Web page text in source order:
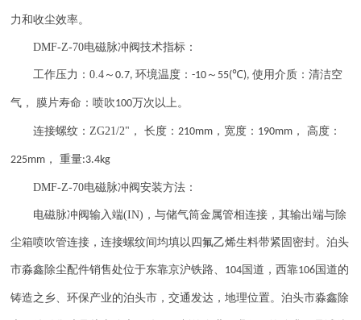
力和收尘效率。
DMF-Z-70电磁脉冲阀技术指标：
工作压力：0.4 ～0.7,环境温度：-10 ～ 55(℃),使用介质：清洁空
气， 膜片寿命：喷吹100万次以上。
连接螺纹：ZG21/2" ， 长度：210mm ，宽度： 190mm ， 高度：
225mm ， 重量:3.4kg
DMF-Z-70电磁脉冲阀安装方法：
电磁脉冲阀输入端(IN) ，与储气筒金属管相连接，其输出端与除
尘箱喷吹管连接，连接螺纹间均填以四氟乙烯生料带紧固密封。泊头
市淼鑫除尘配件销售处位于东靠京沪铁路、 104 国道，西靠106 国道的
铸造之乡、环保产业的泊头市，交通发达，地理位置。泊头市淼鑫除